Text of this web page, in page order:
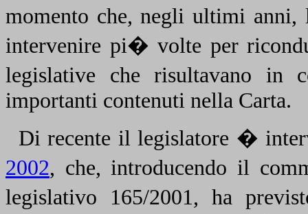
momento che, negli ultimi anni,
intervenire pi� volte per
legislative che risultavano
importanti contenuti nella Carta.
Di recente il legislatore �
2002, che, introducendo il
legislativo 165/2001, ha